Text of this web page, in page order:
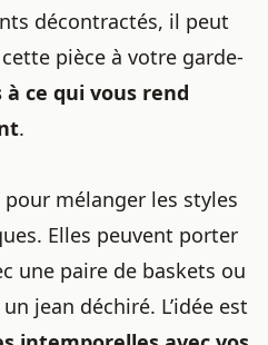
décontractés, il peut
pièce à votre garde-
ce qui vous rend
.
mélanger les styles
Elles peuvent porter
une paire de baskets ou
jean déchiré. L’idée est